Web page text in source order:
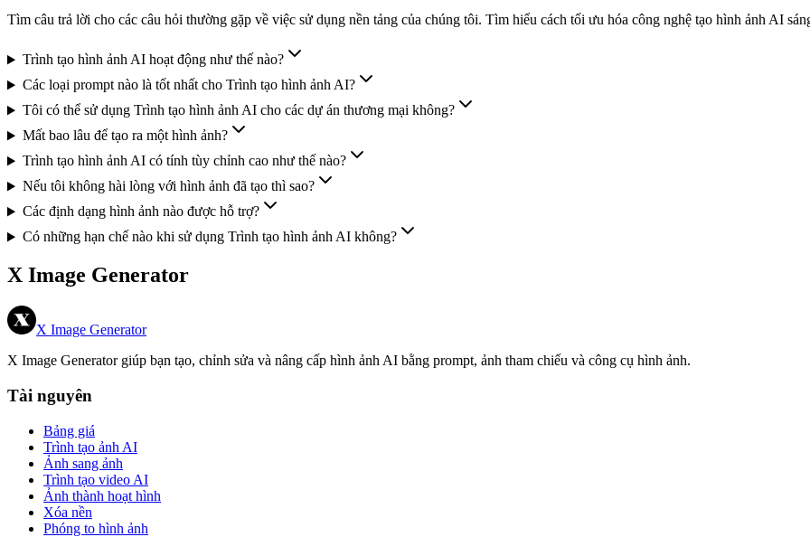
Tìm câu trả lời cho các câu hỏi thường gặp về việc sử dụng nền tảng của chúng tôi. Tìm hiểu cách tối ưu hóa công nghệ tạo hình ảnh AI
Trình tạo hình ảnh AI hoạt động như thế nào?
Các loại prompt nào là tốt nhất cho Trình tạo hình ảnh AI?
Tôi có thể sử dụng Trình tạo hình ảnh AI cho các dự án thương mại không?
Mất bao lâu để tạo ra một hình ảnh?
Trình tạo hình ảnh AI có tính tùy chỉnh cao như thế nào?
Nếu tôi không hài lòng với hình ảnh đã tạo thì sao?
Các định dạng hình ảnh nào được hỗ trợ?
Có những hạn chế nào khi sử dụng Trình tạo hình ảnh AI không?
X Image Generator
X Image Generator
X Image Generator giúp bạn tạo, chỉnh sửa và nâng cấp hình ảnh AI bằng prompt, ảnh tham chiếu và công cụ hình ảnh.
Tài nguyên
Bảng giá
Trình tạo ảnh AI
Ảnh sang ảnh
Trình tạo video AI
Ảnh thành hoạt hình
Xóa nền
Phóng to hình ảnh